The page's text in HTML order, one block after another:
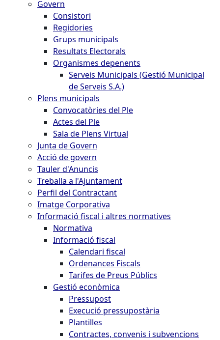
Govern
Consistori
Regidories
Grups municipals
Resultats Electorals
Organismes depenents
Serveis Municipals (Gestió Municipal
de Serveis S.A.)
Plens municipals
Convocatòries del Ple
Actes del Ple
Sala de Plens Virtual
Junta de Govern
Acció de govern
Tauler d'Anuncis
Treballa a l'Ajuntament
Perfil del Contractant
Imatge Corporativa
Informació fiscal i altres normatives
Normativa
Informació fiscal
Calendari fiscal
Ordenances Fiscals
Tarifes de Preus Públics
Gestió econòmica
Pressupost
Execució pressupostària
Plantilles
Contractes, convenis i subvencions